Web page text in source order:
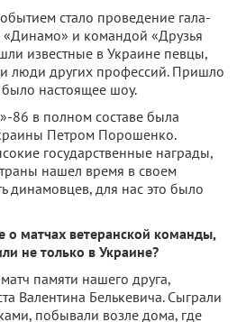
стало проведение гала-
«Динамо» и командой «Друзья
известные в Украине певцы,
люди других профессий. Пришло
настоящее шоу.
86 в полном составе была
Петром Порошенко.
государственные награды,
нашел время в своем
динамовцев, для нас это было
о матчах ветеранской команды,
не только в Украине?
памяти нашего друга,
Валентина Белькевича. Сыграли
побывали возле дома, где